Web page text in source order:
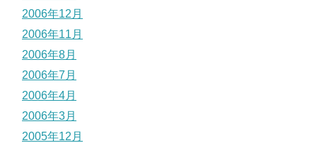
2006年12月
2006年11月
2006年8月
2006年7月
2006年4月
2006年3月
2005年12月